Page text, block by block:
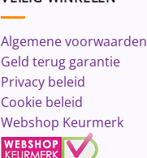
Algemene voorwaarden
Geld terug garantie
Privacy beleid
Cookie beleid
Webshop Keurmerk